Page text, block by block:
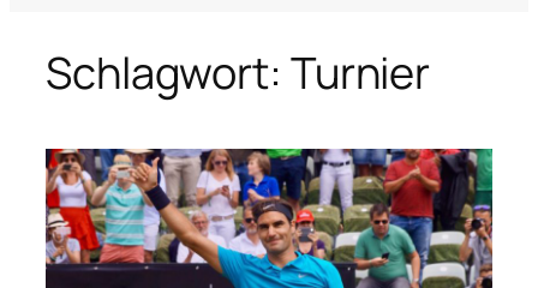
Schlagwort: Turnier